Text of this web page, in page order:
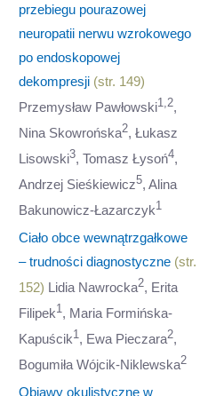
przebiegu pourazowej
neuropatii nerwu wzrokowego
po endoskopowej
dekompresji (str. 149)
Przemysław Pawłowski1,2,
Nina Skowrońska2, Łukasz
Lisowski3, Tomasz Łysoń4,
Andrzej Sieśkiewicz5, Alina
Bakunowicz-Łazarczyk1
Ciało obce wewnątrzgałkowe
– trudności diagnostyczne (str.
152) Lidia Nawrocka2, Erita
Filipek1 , Maria Formińska-
Kapuścik1 , Ewa Pieczara2,
Bogumiła Wójcik-Niklewska2
Objawy okulistyczne w